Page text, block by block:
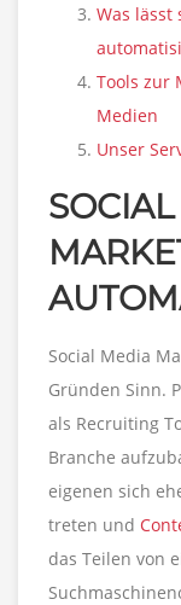
Was lässt
Tools zur
Medien
Unser
Social Media
Gründen Sinn.
als Recruiting
Branche
eigenen sich
treten und
das Teilen von